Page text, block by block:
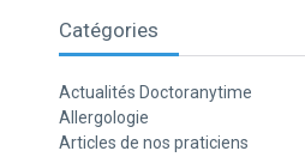
Catégories
Actualités Doctoranytime
Allergologie
Articles de nos praticiens